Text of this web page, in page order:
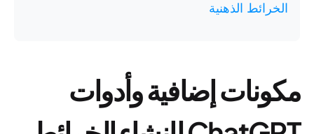
الخرائط الذهنية
مكونات إضافية وأدوات